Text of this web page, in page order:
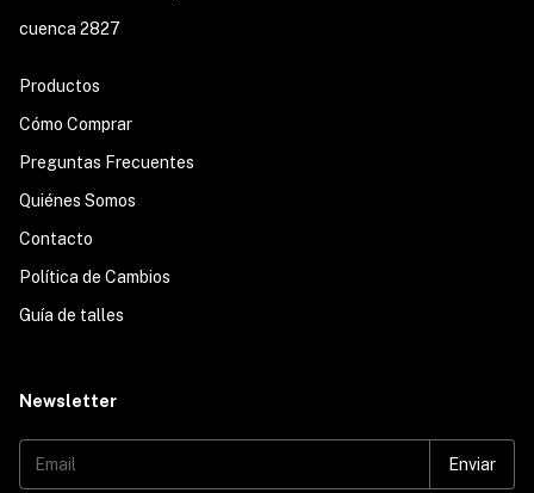
cuenca 2827
Productos
Cómo Comprar
Preguntas Frecuentes
Quiénes Somos
Contacto
Política de Cambios
Guía de talles
Newsletter